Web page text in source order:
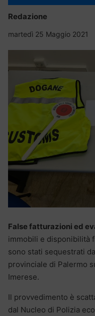
Redazione
martedì 25 Maggio 2021
False fatturazioni ed
immobili e disponibilità
sono stati sequestrati
provinciale di Palermo
Imerese.
Il provvedimento è
dal Nucleo di Polizia